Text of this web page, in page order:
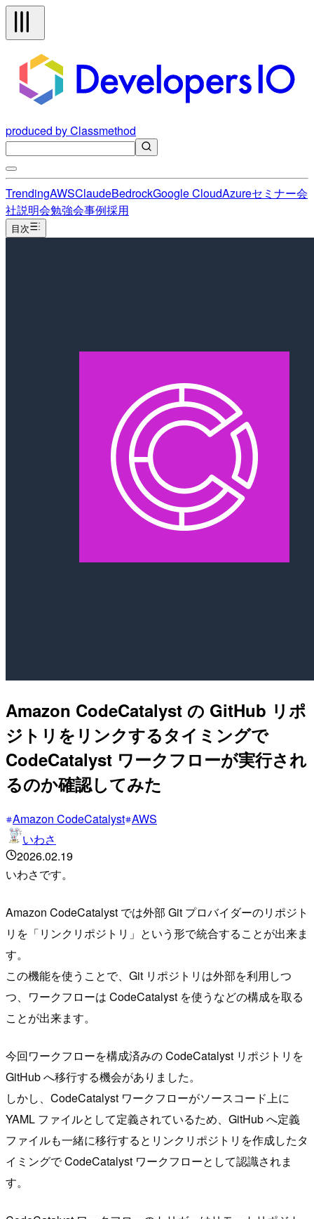
produced by Classmethod
TrendingAWSClaudeBedrockGoogle CloudAzureセミナー会
社説明会勉強会事例採用
目次
Amazon CodeCatalyst の GitHub リポ
ジトリをリンクするタイミングで
CodeCatalyst ワークフローが実行され
るのか確認してみた
Amazon CodeCatalyst AWS
いわさ
2026.02.19
いわさです。
Amazon CodeCatalyst では外部 Git プロバイダーのリポジト
リを「リンクリポジトリ」という形で統合することが出来ま
す。
この機能を使うことで、Git リポジトリは外部を利用しつ
つ、ワークフローは CodeCatalyst を使うなどの構成を取る
ことが出来ます。
今回ワークフローを構成済みの CodeCatalyst リポジトリを
GitHub へ移行する機会がありました。
しかし、CodeCatalyst ワークフローがソースコード上に
YAML ファイルとして定義されているため、GitHub へ定義
ファイルも一緒に移行するとリンクリポジトリを作成したタ
イミングで CodeCatalyst ワークフローとして認識されま
す。